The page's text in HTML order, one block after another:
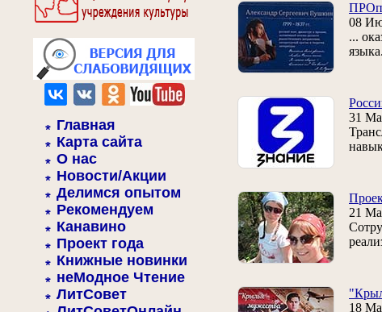
Главная
Карта сайта
О нас
Новости/Акции
Делимся опытом
Рекомендуем
Канавино
Проект года
Книжные новинки
неМодное Чтение
ЛитСовет
08
...
языка.
31
21
18